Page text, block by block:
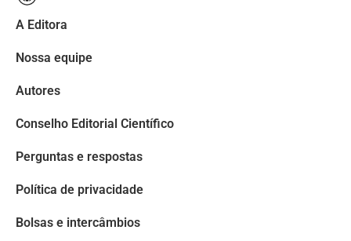
A Editora
Nossa equipe
Autores
Conselho Editorial Científico
Perguntas e respostas
Política de privacidade
Bolsas e intercâmbios